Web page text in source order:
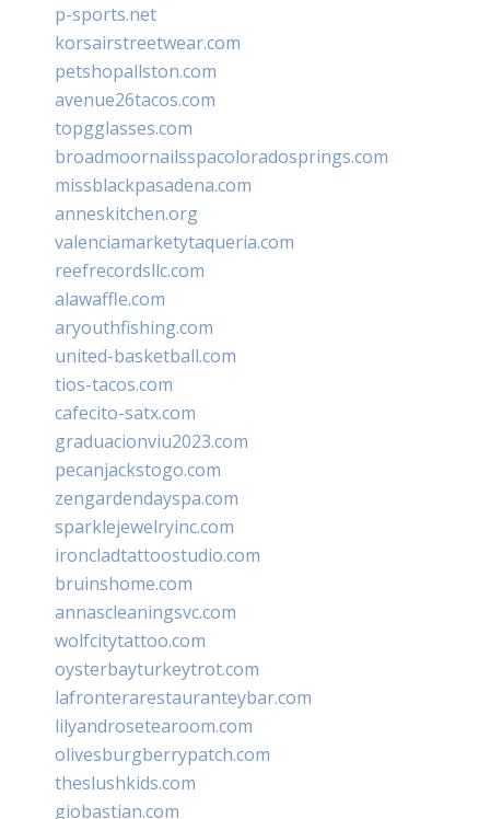
p-sports.net
korsairstreetwear.com
petshopallston.com
avenue26tacos.com
topgglasses.com
broadmoornailsspacoloradosprings.com
missblackpasadena.com
anneskitchen.org
valenciamarketytaqueria.com
reefrecordsllc.com
alawaffle.com
aryouthfishing.com
united-basketball.com
tios-tacos.com
cafecito-satx.com
graduacionviu2023.com
pecanjackstogo.com
zengardendayspa.com
sparklejewelryinc.com
ironcladtattoostudio.com
bruinshome.com
annascleaningsvc.com
wolfcitytattoo.com
oysterbayturkeytrot.com
lafronterarestauranteybar.com
lilyandrosetearoom.com
olivesburgberrypatch.com
theslushkids.com
giobastian.com